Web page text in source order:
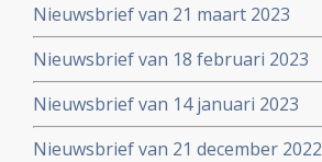
Nieuwsbrief van 21 maart 2023
Nieuwsbrief van 18 februari 2023
Nieuwsbrief van 14 januari 2023
Nieuwsbrief van 21 december 2022